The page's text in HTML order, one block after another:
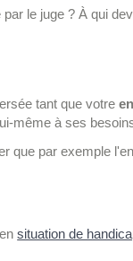
le juge ? À qui
tant que votre
même à ses
que par exemple
situation de